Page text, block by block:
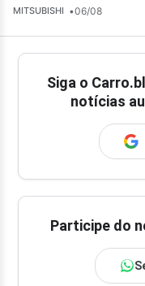
MITSUBISHI •06/08
Siga o
notícias
Participe do